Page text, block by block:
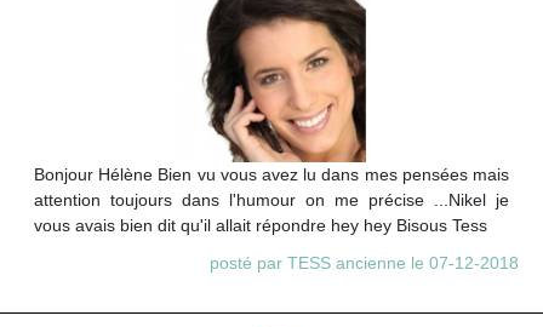
Bonjour Hélène Bien vu vous avez lu dans mes pensées mais
attention toujours dans l'humour on me précise ...Nikel je
vous avais bien dit qu'il allait répondre hey hey Bisous Tess
posté par TESS ancienne le 07-12-2018